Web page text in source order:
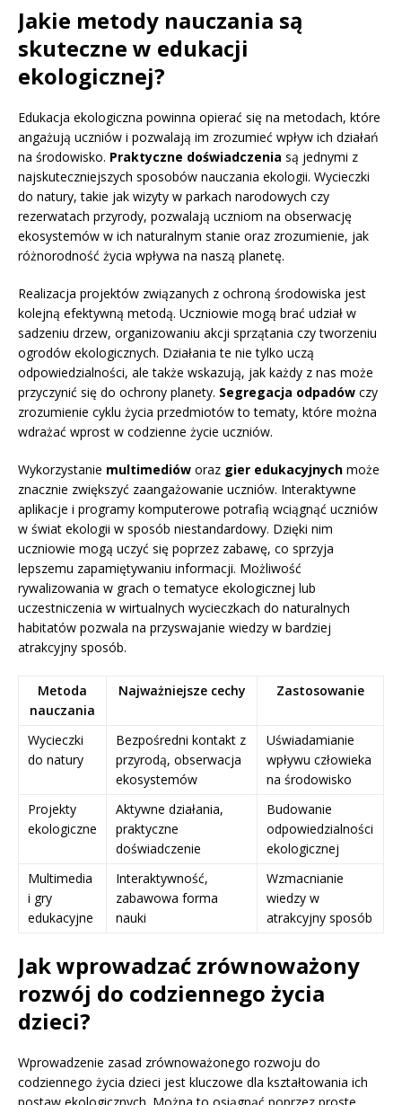
Jakie metody nauczania są
skuteczne w edukacji
ekologicznej?
Edukacja ekologiczna powinna opierać się na metodach, które
angażują uczniów i pozwalają im zrozumieć wpływ ich działań
na środowisko. Praktyczne doświadczenia są jednymi z
najskuteczniejszych sposobów nauczania ekologii. Wycieczki
do natury, takie jak wizyty w parkach narodowych czy
rezerwatach przyrody, pozwalają uczniom na obserwację
ekosystemów w ich naturalnym stanie oraz zrozumienie, jak
różnorodność życia wpływa na naszą planetę.
Realizacja projektów związanych z ochroną środowiska jest
kolejną efektywną metodą. Uczniowie mogą brać udział w
sadzeniu drzew, organizowaniu akcji sprzątania czy tworzeniu
ogrodów ekologicznych. Działania te nie tylko uczą
odpowiedzialności, ale także wskazują, jak każdy z nas może
przyczynić się do ochrony planety. Segregacja odpadów czy
zrozumienie cyklu życia przedmiotów to tematy, które można
wdrażać wprost w codzienne życie uczniów.
Wykorzystanie multimediów oraz gier edukacyjnych może
znacznie zwiększyć zaangażowanie uczniów. Interaktywne
aplikacje i programy komputerowe potrafią wciągnąć uczniów
w świat ekologii w sposób niestandardowy. Dzięki nim
uczniowie mogą uczyć się poprzez zabawę, co sprzyja
lepszemu zapamiętywaniu informacji. Możliwość
rywalizowania w grach o tematyce ekologicznej lub
uczestniczenia w wirtualnych wycieczkach do naturalnych
habitatów pozwala na przyswajanie wiedzy w bardziej
atrakcyjny sposób.
Metoda
nauczania
Najważniejsze cechy Zastosowanie
Wycieczki
do natury
Bezpośredni kontakt z
przyrodą, obserwacja
ekosystemów
Uświadamianie
wpływu człowieka
na środowisko
Projekty
ekologiczne
Aktywne działania,
praktyczne
doświadczenie
Budowanie
odpowiedzialności
ekologicznej
Multimedia
i gry
edukacyjne
Interaktywność,
zabawowa forma
nauki
Wzmacnianie
wiedzy w
atrakcyjny sposób
Jak wprowadzać zrównoważony
rozwój do codziennego życia
dzieci?
Wprowadzenie zasad zrównoważonego rozwoju do
codziennego życia dzieci jest kluczowe dla kształtowania ich